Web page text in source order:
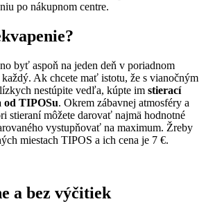
po nákupnom centre.
byť aspoň na jeden deň v poriadnom
Ak chcete mať istotu, že s vianočným
nestúpite vedľa, kúpte im stierací
od TIPOSu. Okrem zábavnej atmosféry a
stieraní môžete darovať najmä hodnotné
vystupňovať na maximum. Žreby
miestach TIPOS a ich cena je 7 €.
a bez výčitiek